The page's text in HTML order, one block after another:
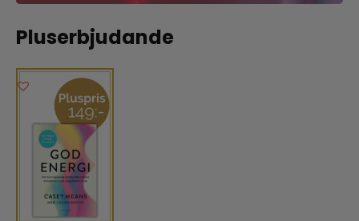
Pluserbjudande